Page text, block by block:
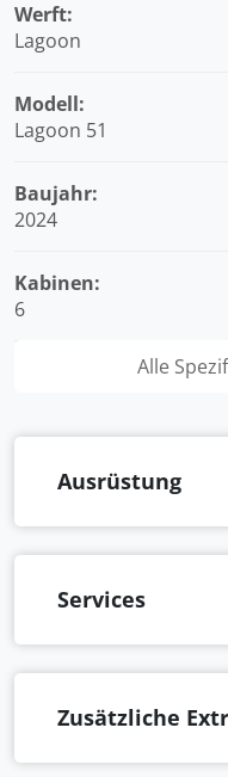
Werft:
Lagoon
Modell:
Lagoon 51
Baujahr:
2024
Kabinen:
6
Alle
Ausrüstung
Services
Zusätzliche